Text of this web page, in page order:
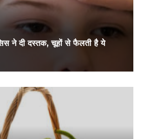
ने दी दस्तक, चूहों से फैलती है ये